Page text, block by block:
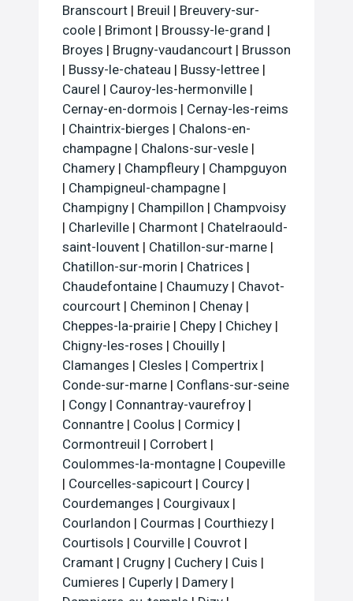
Branscourt | Breuil | Breuvery-sur-
coole | Brimont | Broussy-le-grand |
Broyes | Brugny-vaudancourt | Brusson
| Bussy-le-chateau | Bussy-lettree |
Caurel | Cauroy-les-hermonville |
Cernay-en-dormois | Cernay-les-reims
| Chaintrix-bierges | Chalons-en-
champagne | Chalons-sur-vesle |
Chamery | Champfleury | Champguyon
| Champigneul-champagne |
Champigny | Champillon | Champvoisy
| Charleville | Charmont | Chatelraould-
saint-louvent | Chatillon-sur-marne |
Chatillon-sur-morin | Chatrices |
Chaudefontaine | Chaumuzy | Chavot-
courcourt | Cheminon | Chenay |
Cheppes-la-prairie | Chepy | Chichey |
Chigny-les-roses | Chouilly |
Clamanges | Clesles | Compertrix |
Conde-sur-marne | Conflans-sur-seine
| Congy | Connantray-vaurefroy |
Connantre | Coolus | Cormicy |
Cormontreuil | Corrobert |
Coulommes-la-montagne | Coupeville
| Courcelles-sapicourt | Courcy |
Courdemanges | Courgivaux |
Courlandon | Courmas | Courthiezy |
Courtisols | Courville | Couvrot |
Cramant | Crugny | Cuchery | Cuis |
Cumieres | Cuperly | Damery |